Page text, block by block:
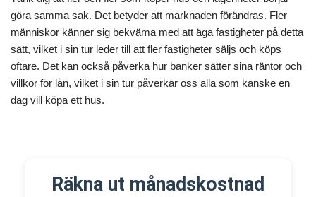
göra samma sak. Det betyder att marknaden förändras. Fler
människor känner sig bekväma med att äga fastigheter på detta
sätt, vilket i sin tur leder till att fler fastigheter säljs och köps
oftare. Det kan också påverka hur banker sätter sina räntor och
villkor för lån, vilket i sin tur påverkar oss alla som kanske en
dag vill köpa ett hus.
Räkna ut månadskostnad